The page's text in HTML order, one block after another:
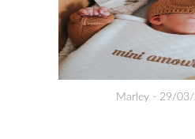
Marley - 29/